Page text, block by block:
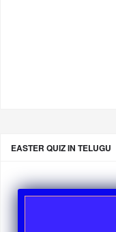
EASTER QUIZ IN TELUGU